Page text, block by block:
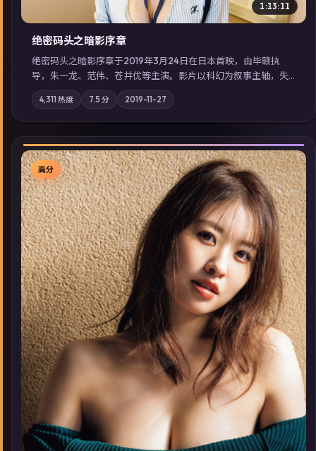
1:13:11
绝密码头之暗影序章
绝密码头之暗影序章于2019年3月24日在日本首映，由毕赣执
导，朱一龙、范伟、苍井优等主演。影片以科幻为叙事主轴，失
踪人口档案牵出跨国灰色产业链；摄影与配乐强化地域气质；站
内亦可通过「国产免费观看高清电视剧在线看」延展检索同类型
高分佳作，畅享高清在线追剧体验。
4,311 热度 7.5 分 2019-11-27
▶
高分